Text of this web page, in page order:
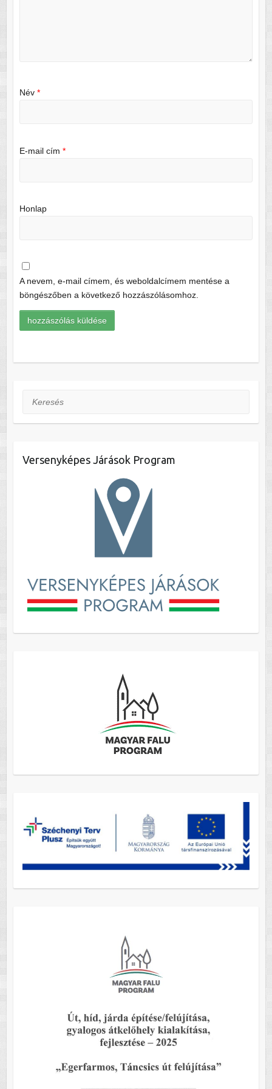
Név *
E-mail cím *
Honlap
A nevem, e-mail címem, és weboldalcímem mentése a
böngészőben a következő hozzászólásomhoz.
Keresés
Versenyképes Járások Program